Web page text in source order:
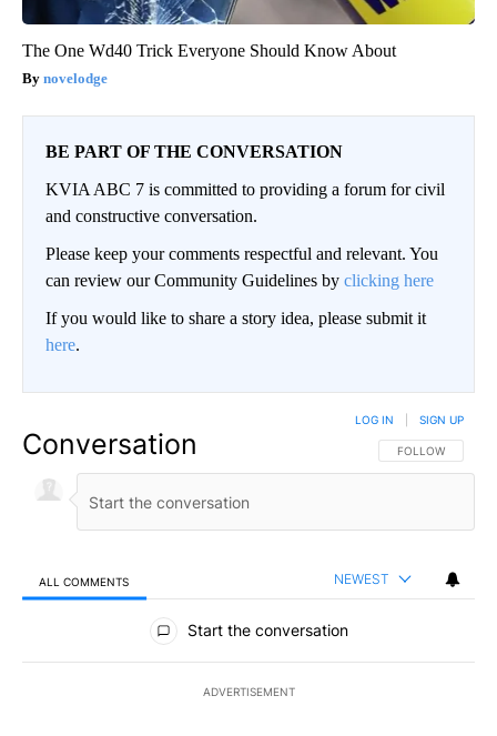
The One Wd40 Trick Everyone Should Know About
novelodge
BE PART OF THE CONVERSATION
KVIA ABC 7 is committed to providing a forum for civil
and constructive conversation.
Please keep your comments respectful and relevant. You
can review our Community Guidelines by clicking here
If you would like to share a story idea, please submit it
here.
Conversation FOLLOW THIS
FOLLOW
LOG IN SIGN UP
ALL COMMENTS NEWEST
All Comments
Start the conversation
ADVERTISEMENT